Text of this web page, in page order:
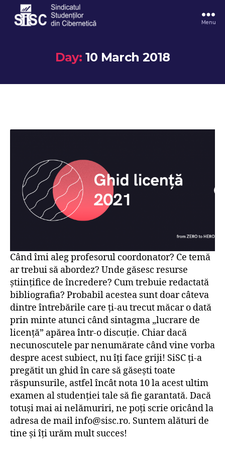
Menu
Day: 10 March 2018
Când îmi aleg profesorul coordonator? Ce temă
ar trebui să abordez? Unde găsesc resurse
științifice de încredere? Cum trebuie redactată
bibliografia? Probabil acestea sunt doar câteva
dintre întrebările care ți-au trecut măcar o dată
prin minte atunci când sintagma „lucrare de
licență” apărea într-o discuție. Chiar dacă
necunoscutele par nenumărate când vine vorba
despre acest subiect, nu îți face griji! SiSC ți-a
pregătit un ghid în care să găsești toate
răspunsurile, astfel încât nota 10 la acest ultim
examen al studenției tale să fie garantată. Dacă
totuși mai ai nelămuriri, ne poți scrie oricând la
adresa de mail info@sisc.ro. Suntem alături de
tine și îți urăm mult succes!